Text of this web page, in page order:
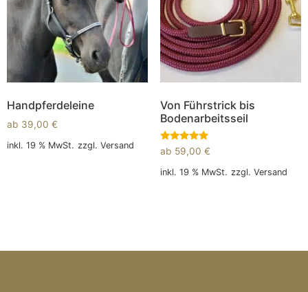
Handpferdeleine
ab 39,00 €
inkl. 19 % MwSt. zzgl. Versand
Von Führstrick bis
Bodenarbeitsseil
Bewertet
mit
5.00
von 5
ab 59,00 €
inkl. 19 % MwSt. zzgl. Versand